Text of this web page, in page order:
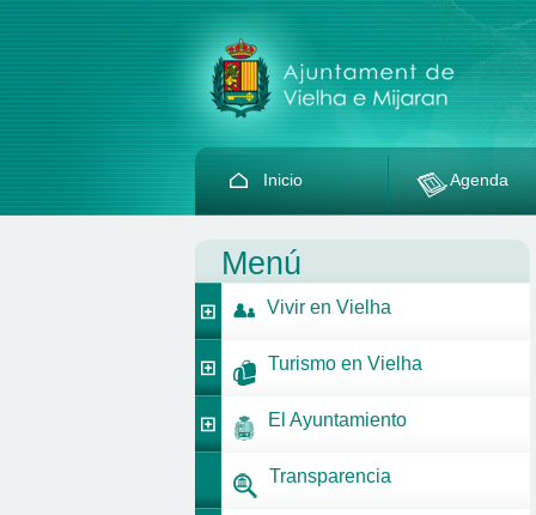
Inicio Agenda
Menú
Vivir en Vielha
Turismo en Vielha
El Ayuntamiento
Transparencia